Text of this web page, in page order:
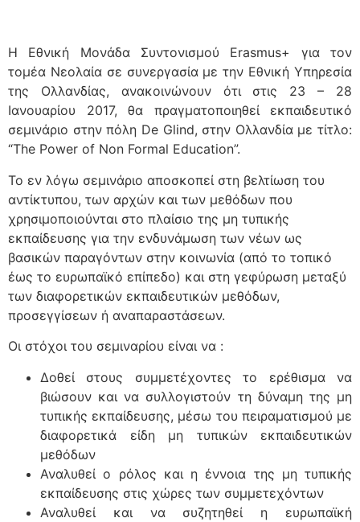
Η Εθνική Μονάδα Συντονισμού Erasmus+ για τον
τομέα Νεολαία σε συνεργασία με την Εθνική Υπηρεσία
της Ολλανδίας, ανακοινώνουν ότι στις 23 – 28
Ιανουαρίου 2017, θα πραγματοποιηθεί εκπαιδευτικό
σεμινάριο στην πόλη De Glind, στην Ολλανδία με τίτλο:
“The Power of Non Formal Education”.
Το εν λόγω σεμινάριο αποσκοπεί στη βελτίωση του
αντίκτυπου, των αρχών και των μεθόδων που
χρησιμοποιούνται στο πλαίσιο της μη τυπικής
εκπαίδευσης για την ενδυνάμωση των νέων ως
βασικών παραγόντων στην κοινωνία (από το τοπικό
έως το ευρωπαϊκό επίπεδο) και στη γεφύρωση μεταξύ
των διαφορετικών εκπαιδευτικών μεθόδων,
προσεγγίσεων ή αναπαραστάσεων.
Οι στόχοι του σεμιναρίου είναι να :
Δοθεί στους συμμετέχοντες το ερέθισμα να
βιώσουν και να συλλογιστούν τη δύναμη της μη
τυπικής εκπαίδευσης, μέσω του πειραματισμού με
διαφορετικά είδη μη τυπικών εκπαιδευτικών
μεθόδων
Αναλυθεί ο ρόλος και η έννοια της μη τυπικής
εκπαίδευσης στις χώρες των συμμετεχόντων
Αναλυθεί και να συζητηθεί η ευρωπαϊκή